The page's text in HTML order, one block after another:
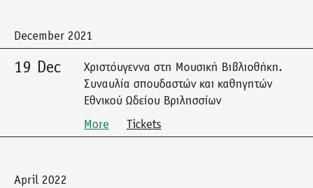
December 2021
19 Dec
Χριστόυγεννα στη Μουσική Βιβλιοθήκη.
Συναυλία σπουδαστών και καθηγητών
Εθνικού Ωδείου Βριλησσίων
More
Tickets
April 2022